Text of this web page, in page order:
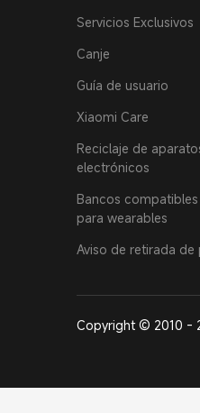
Servicios Exclusivos
Canje
Guía de usuario
Xiaomi Care
Reciclaje de
electrónicos
Bancos
para wearables
Aviso de retirada
Copyright © 2010 -